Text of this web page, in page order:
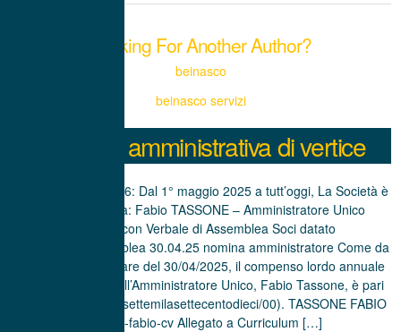
Looking For Another Author?
beinasco
beinasco servizi
Struttura amministrativa di vertice
Aggiornamento 2026: Dal 1° maggio 2025 a tutt’oggi, La Società è
amministrata da: Fabio TASSONE – Amministratore Unico
nominato con Verbale di Assemblea Soci datato
30.04.2025: assemblea 30.04.25 nomina amministratore Come da
delibera assembleare del 30/04/2025, il compenso lordo annuale
da corrispondere all’Amministratore Unico, Fabio Tassone, è pari
ad € 17.710 (diciassettemilasettecentodieci/00). TASSONE FABIO
tassone-fabio-cv Allegato a Curriculum […]